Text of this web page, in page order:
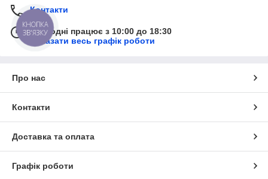
Контакти
Сьогодні працює з 10:00 до 18:30
Показати весь графік роботи
Про нас
Контакти
Доставка та оплата
Графік роботи
КНОПКА
ЗВ'ЯЗКУ